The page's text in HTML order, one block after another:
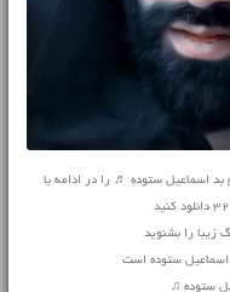
اسماعیل ستوده ♬ را در ادامه با
زیبا را بشنوید
ستوده است
ستوده ♫